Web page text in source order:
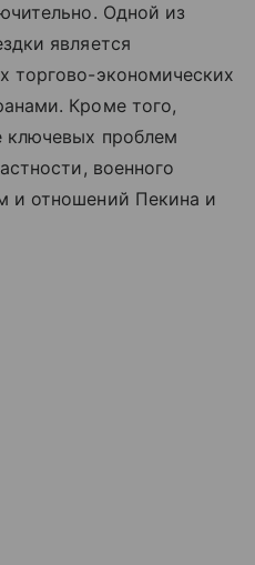
Одной из
является
торгово-экономических
Кроме того,
ключевых проблем
военного
и отношений Пекина и